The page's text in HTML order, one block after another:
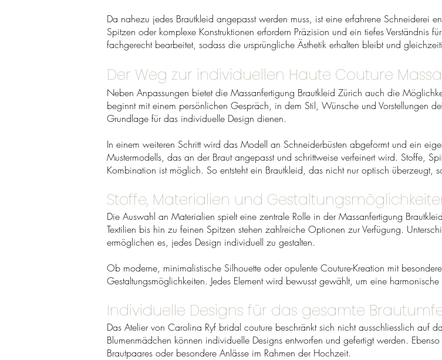
Da nahezu jedes Brautkleid angepasst werden muss, ist eine erfahrene Schneiderei
Spitzen oder komplexe Konstruktionen erfordern Präzision und ein tiefes Verständnis
fachgerecht bearbeitet, sodass die ursprüngliche Ästhetik erhalten bleibt und
Der Weg zur individuellen Haute Couture
Neben Anpassungen bietet die Massanfertigung Brautkleid Zürich auch die
beginnt mit einem persönlichen Gespräch, in dem Stil, Wünsche und Vorstellungen
Grundlage für das individuelle Design dienen.
In einem weiteren Schritt wird das Modell an Schneiderbüsten abgeformt und ein
Mustermodells, das an der Braut angepasst und schrittweise verfeinert wird. Stoffe,
Kombination ist möglich. So entsteht ein Brautkleid, das nicht nur optisch überzeugt,
Stoffe, Materialien und
Die Auswahl an Materialien spielt eine zentrale Rolle in der Massanfertigung
Textilien bis hin zu feinen Spitzen stehen zahlreiche Optionen zur Verfügung.
ermöglichen es, jedes Design individuell zu gestalten.
Ob moderne, minimalistische Silhouette oder opulente Couture-Kreation mit
Gestaltungsmöglichkeiten. Jedes Element wird bewusst gewählt, um eine
Individuelle Designs für das gesamte
Das Atelier von Carolina Ryf bridal couture beschränkt sich nicht ausschliesslich auf
Blumenmädchen können individuelle Designs entworfen und gefertigt werden.
Brautpaares oder besondere Anlässe im Rahmen der Hochzeit.